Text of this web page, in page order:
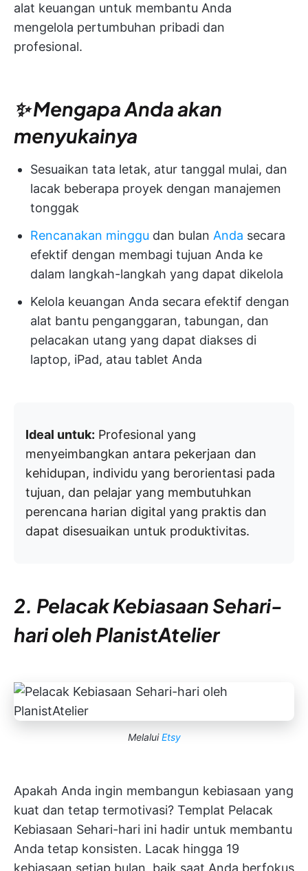
alat keuangan untuk membantu Anda
mengelola pertumbuhan pribadi dan
profesional.
✨ Mengapa Anda akan
menyukainya
Sesuaikan tata letak, atur tanggal mulai, dan
lacak beberapa proyek dengan manajemen
tonggak
Rencanakan minggu dan bulan Anda secara
efektif dengan membagi tujuan Anda ke
dalam langkah-langkah yang dapat dikelola
Kelola keuangan Anda secara efektif dengan
alat bantu penganggaran, tabungan, dan
pelacakan utang yang dapat diakses di
laptop, iPad, atau tablet Anda
Ideal untuk: Profesional yang
menyeimbangkan antara pekerjaan dan
kehidupan, individu yang berorientasi pada
tujuan, dan pelajar yang membutuhkan
perencana harian digital yang praktis dan
dapat disesuaikan untuk produktivitas.
2. Pelacak Kebiasaan Sehari-
hari oleh PlanistAtelier
Melalui Etsy
Apakah Anda ingin membangun kebiasaan yang
kuat dan tetap termotivasi? Templat Pelacak
Kebiasaan Sehari-hari ini hadir untuk membantu
Anda tetap konsisten. Lacak hingga 19
kebiasaan setiap bulan, baik saat Anda berfokus